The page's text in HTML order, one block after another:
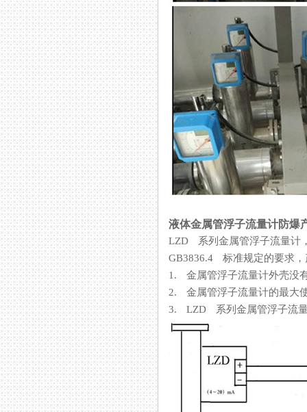
液体金属管浮子流量计防爆
LZD 系列金属管浮子流量计
GB3836.4 标准规定的要求
1. 金属管浮子流量计外壳没有接
2. 金属管浮子流量计的最大
3. LZD 系列金属管浮子流量